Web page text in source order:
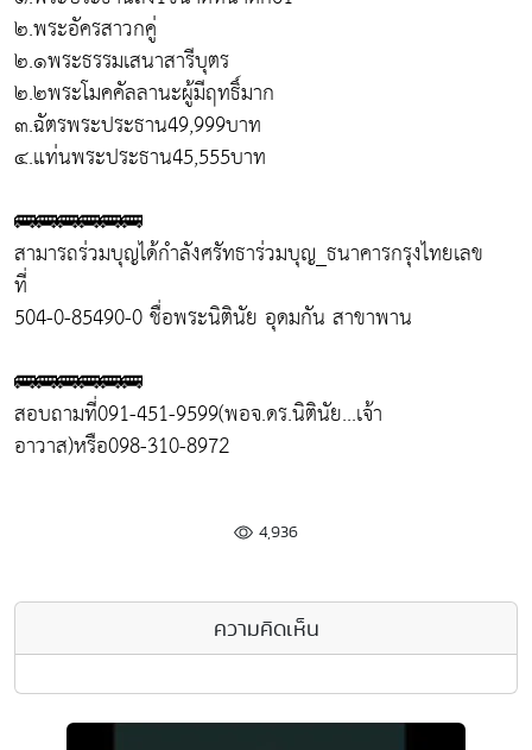
๒.พระอัครสาวกคู่
๒.๑พระธรรมเสนาสารีบุตร
๒.๒พระโมคคัลลานะผู้มีฤทธิ์มาก
๓.ฉัตรพระประธาน49,999บาท
๔.แท่นพระประธาน45,555บาท
🚌🚌🚌🚌🚌🚌
สามารถร่วมบุญได้กำลังศรัทธาร่วมบุญ_ธนาคารกรุงไทยเลข
ที่
504-0-85490-0 ชื่อพระนิตินัย อุดมกัน สาขาพาน
🚌🚌🚌🚌🚌🚌
สอบถามที่091-451-9599(พอจ.ดร.นิตินัย...เจ้า
อาวาส)หรือ098-310-8972
4,936
ความคิดเห็น